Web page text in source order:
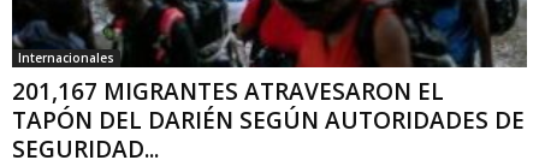
Internacionales
201,167 MIGRANTES ATRAVESARON EL
TAPÓN DEL DARIÉN SEGÚN AUTORIDADES DE
SEGURIDAD...